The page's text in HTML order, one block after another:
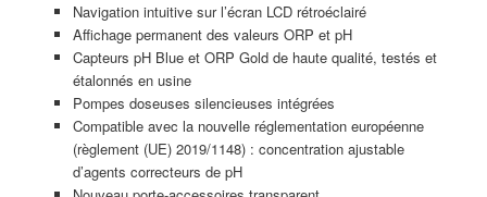
Navigation intuitive sur l’écran LCD rétroéclairé
Affichage permanent des valeurs ORP et pH
Capteurs pH Blue et ORP Gold de haute qualité, testés et
étalonnés en usine
Pompes doseuses silencieuses intégrées
Compatible avec la nouvelle réglementation européenne
(règlement (UE) 2019/1148) : concentration ajustable
d’agents correcteurs de pH